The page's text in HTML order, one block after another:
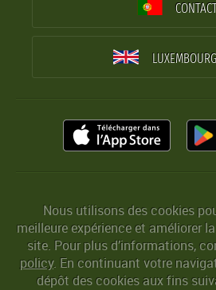
Nous utilisons des cookies
meilleure expérience et améliorer
site. Pour plus d’informations,
policy. En continuant votre
dépôt des cookies aux fins